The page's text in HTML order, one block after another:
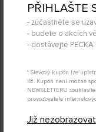
PŘIHLAŠTE
- zúčastněte se
- budete o akcích
- dostávejte PECKA
* Slevový kupón lze
Kč. Kupón není možné
NEWSLETTERU
provozovatele
Již nezobrazovat
GSW8435646523743ES
469 Kč